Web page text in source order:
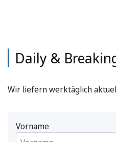
Daily &
Wir liefern werktäglich
Vorname